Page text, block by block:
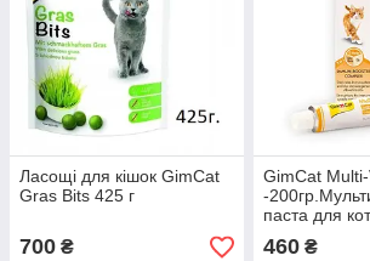
Ласощі для кішок GimCat
Gras Bits 425 г
700 ₴
GimCat
-
паста для
460₴